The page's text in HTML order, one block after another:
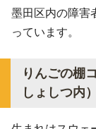
墨田区内の障害
っています。
りんごの棚
しょしつ内）